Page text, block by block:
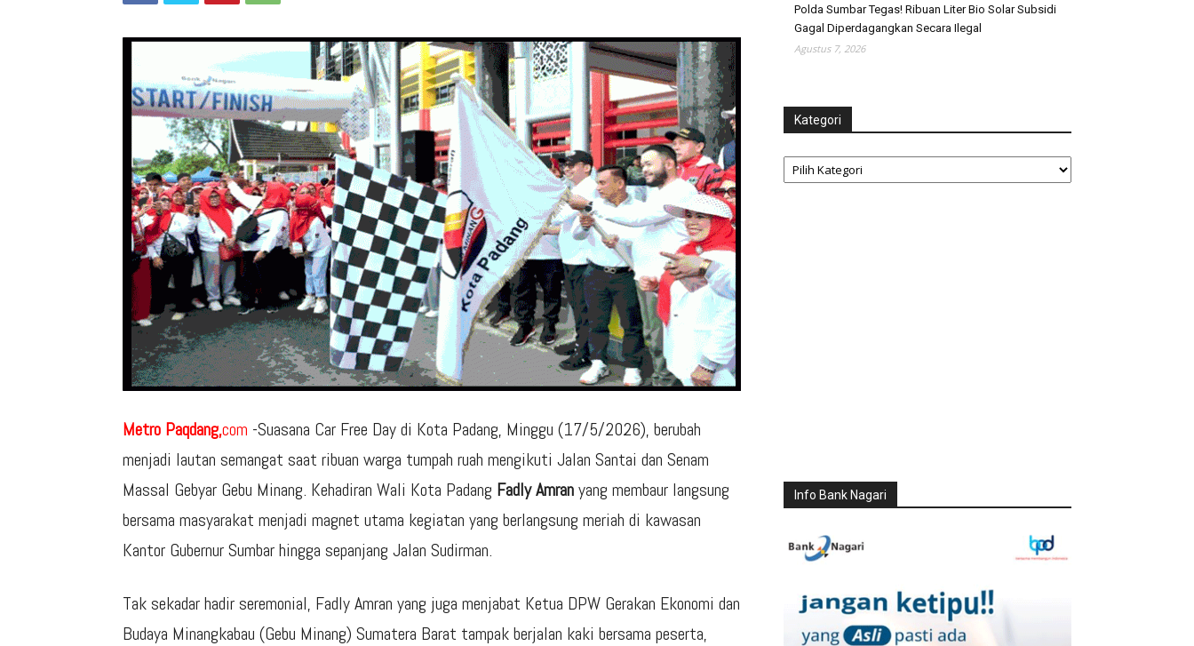
Metro Paqdang,com -Suasana Car Free Day di Kota Padang, Minggu (17/5/2026), berubah
menjadi lautan semangat saat ribuan warga tumpah ruah mengikuti Jalan Santai dan Senam
Massal Gebyar Gebu Minang. Kehadiran Wali Kota Padang Fadly Amranyang membaur langsung
bersama masyarakat menjadi magnet utama kegiatan yang berlangsung meriah di kawasan
Kantor Gubernur Sumbar hingga sepanjang Jalan Sudirman.
Tak sekadar hadir seremonial, Fadly Amran yang juga menjabat Ketua DPW Gerakan Ekonomi dan
Budaya Minangkabau (Gebu Minang) Sumatera Barat tampak berjalan kaki bersama peserta,
Polda Sumbar Tegas! Ribuan Liter Bio Solar Subsidi
Gagal Diperdagangkan Secara Ilegal
Agustus 7, 2026
Kategori
Kategori
Info Bank Nagari